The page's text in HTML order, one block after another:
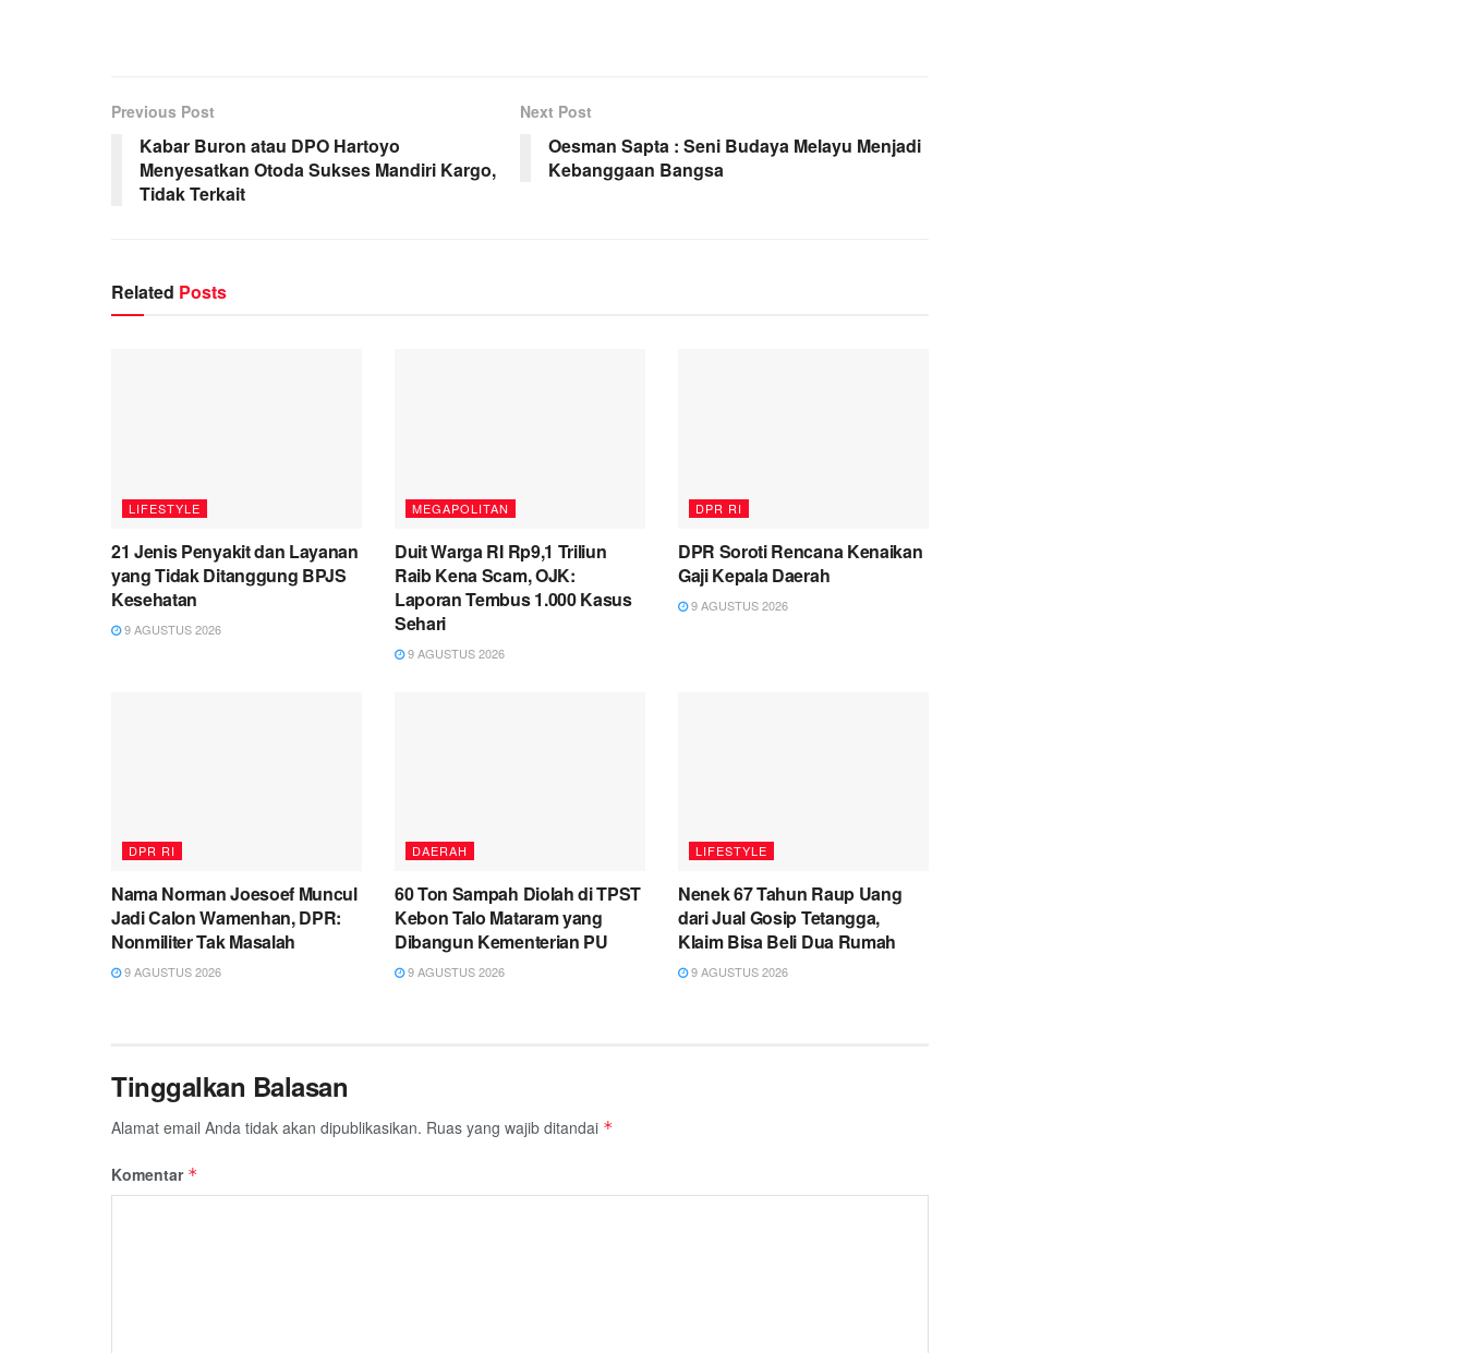
Previous Post
Kabar Buron atau DPO Hartoyo
Menyesatkan Otoda Sukses Mandiri Kargo,
Tidak Terkait
Next Post
Oesman Sapta : Seni Budaya Melayu Menjadi
Kebanggaan Bangsa
Related Posts
LIFESTYLE
21 Jenis Penyakit dan Layanan
yang Tidak Ditanggung BPJS
Kesehatan
9 AGUSTUS 2026
MEGAPOLITAN
Duit Warga RI Rp9,1 Triliun
Raib Kena Scam, OJK:
Laporan Tembus 1.000 Kasus
Sehari
9 AGUSTUS 2026
DPR RI
DPR Soroti Rencana Kenaikan
Gaji Kepala Daerah
9 AGUSTUS 2026
DPR RI
Nama Norman Joesoef Muncul
Jadi Calon Wamenhan, DPR:
Nonmiliter Tak Masalah
9 AGUSTUS 2026
DAERAH
60 Ton Sampah Diolah di TPST
Kebon Talo Mataram yang
Dibangun Kementerian PU
9 AGUSTUS 2026
LIFESTYLE
Nenek 67 Tahun Raup Uang
dari Jual Gosip Tetangga,
Klaim Bisa Beli Dua Rumah
9 AGUSTUS 2026
Tinggalkan Balasan
Alamat email Anda tidak akan dipublikasikan. Ruas yang wajib ditandai *
Komentar *